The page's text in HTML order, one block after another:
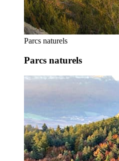
Parcs naturels
Parcs naturels